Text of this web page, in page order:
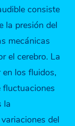
consiste
la presión del
mecánicas
el cerebro. La
los fluidos,
fluctuaciones
la
del